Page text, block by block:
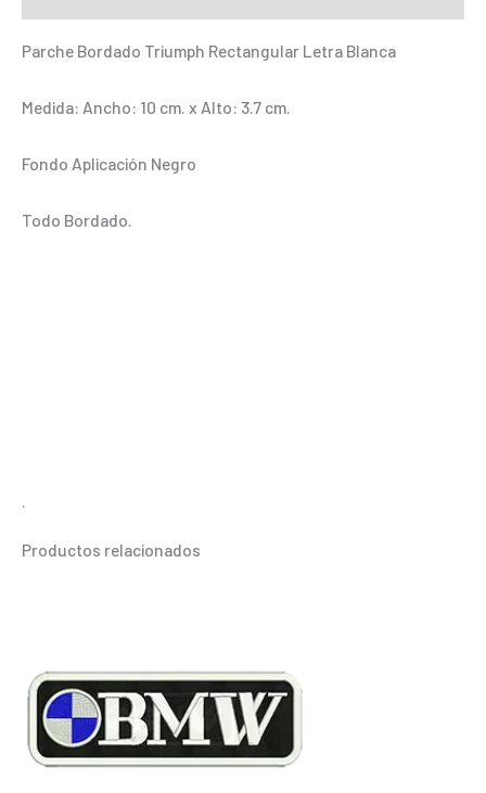
Parche Bordado Triumph Rectangular Letra Blanca
Medida: Ancho: 10 cm. x Alto: 3.7 cm.
Fondo Aplicación Negro
Todo Bordado.
Productos relacionados